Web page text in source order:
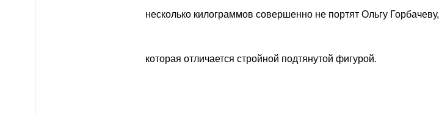
несколько килограммов совершенно не портят Ольгу Горбачеву,
которая отличается стройной подтянутой фигурой.